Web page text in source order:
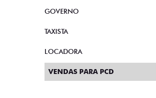
GOVERNO
TAXISTA
LOCADORA
VENDAS PARA PCD